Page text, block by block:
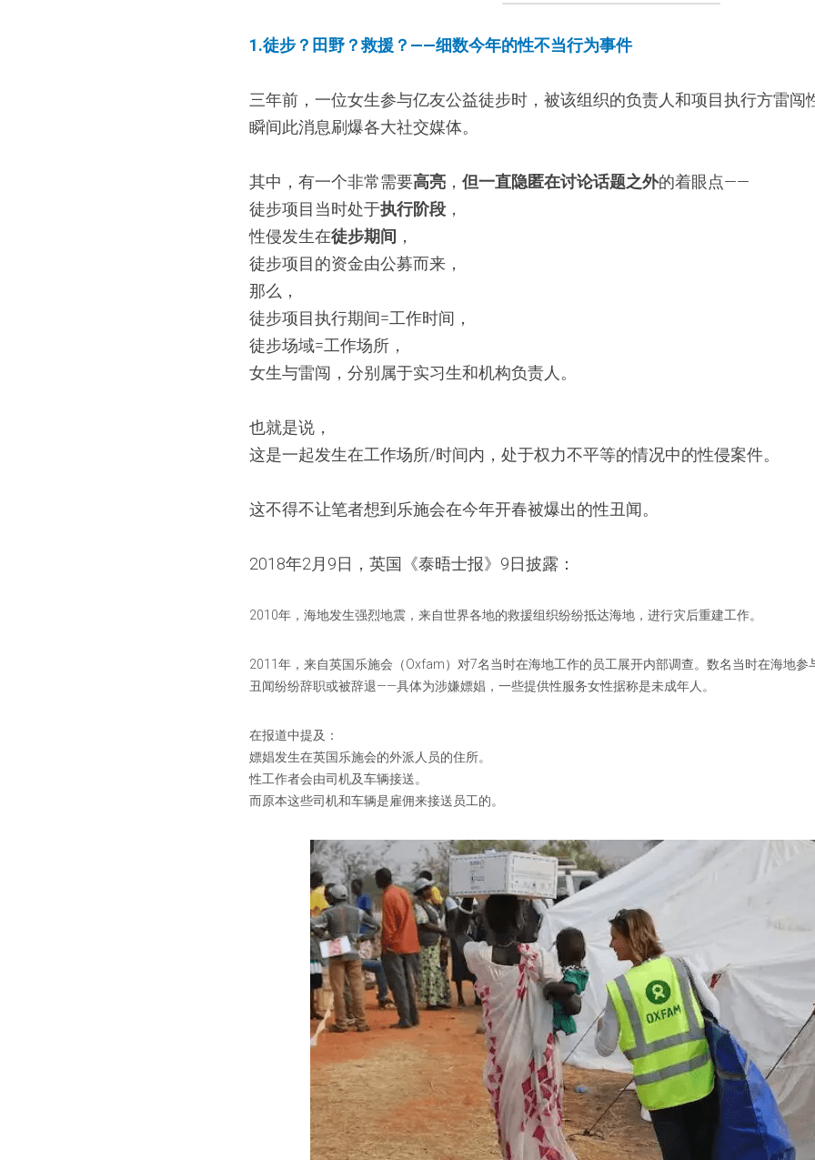
1.徒步？田野？救援？——细数今年的性不当行为事件
三年前，一位女生参与亿友公益徒步时，被该组织的负责人和项目执行方雷闯
瞬间此消息刷爆各大社交媒体。
其中，有一个非常需要高亮 ， 但一直隐匿在讨论话题之外的着眼点——
徒步项目当时处于执行阶段 ，
性侵发生在徒步期间 ，
徒步项目的资金由公募而来，
那么，
徒步项目执行期间=工作时间，
徒步场域=工作场所，
女生与雷闯，分别属于实习生和机构负责人。
也就是说，
这是一起发生在工作场所/时间内，处于权力不平等的情况中的性侵案件。
这不得不让笔者想到乐施会在今年开春被爆出的性丑闻。
2018年2月9日，英国《泰晤士报》9日披露：
2010年，海地发生强烈地震，来自世界各地的救援组织纷纷抵达海地，进行灾后重建工作。
2011年，来自英国乐施会（Oxfam）对7名当时在海地工作的员工展开内部调查。数名当时在海地参
丑闻纷纷辞职或被辞退——具体为涉嫌嫖娼，一些提供性服务女性据称是未成年人。
在报道中提及：
嫖娼发生在英国乐施会的外派人员的住所。
性工作者会由司机及车辆接送。
而原本这些司机和车辆是雇佣来接送员工的。